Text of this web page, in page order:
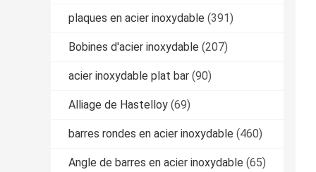
plaques en acier inoxydable (391)
Bobines d'acier inoxydable (207)
acier inoxydable plat bar (90)
Alliage de Hastelloy (69)
barres rondes en acier inoxydable (460)
Angle de barres en acier inoxydable (65)